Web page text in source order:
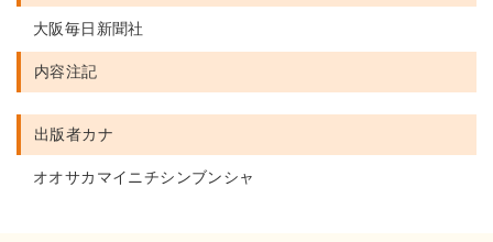
大阪毎日新聞社
内容注記
出版者カナ
オオサカマイニチシンブンシャ